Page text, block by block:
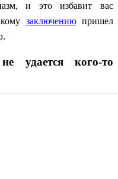
и это избавит вас
заключениюпришел
удается кого-то